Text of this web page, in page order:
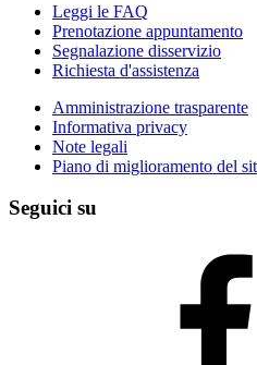
Leggi le FAQ
Prenotazione appuntamento
Segnalazione disservizio
Richiesta d'assistenza
Amministrazione trasparente
Informativa privacy
Note legali
Piano di miglioramento del
Seguici su